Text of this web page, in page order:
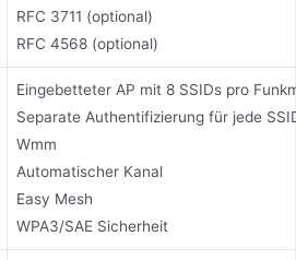
RFC 3711 (optional)
RFC 4568 (optional)
Eingebetteter AP mit 8 SSIDs pro
Separate Authentifizierung für jede
Wmm
Automatischer Kanal
Easy Mesh
WPA3/SAE Sicherheit